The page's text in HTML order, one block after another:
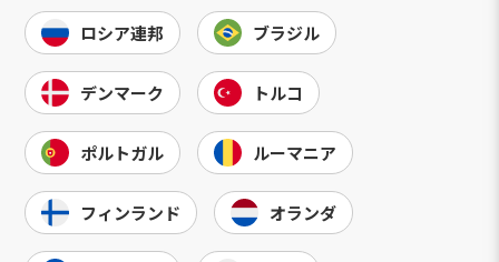
ロシア連邦 ブラジル
デンマーク トルコ
ポルトガル ルーマニア
フィンランド オランダ